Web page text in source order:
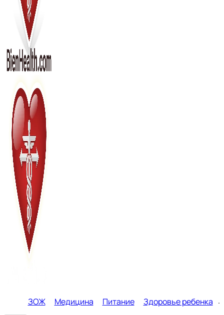
ЗОЖ Медицина Питание Здоровье ребенка